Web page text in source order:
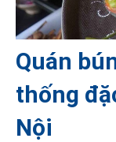
Quán
thống
Nội